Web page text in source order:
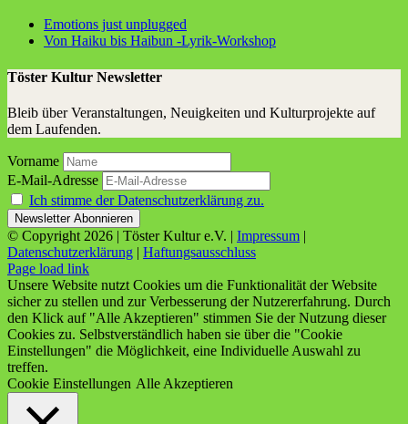
Emo­ti­ons just unplugged
Von Hai­ku bis Hai­bun ‑Lyrik-Work­shop
Töster Kultur Newsletter
Bleib über Veranstaltungen, Neuigkeiten und Kulturprojekte auf
dem Laufenden.
Vorname
E-Mail-Adresse
Ich stimme der Datenschutzerklärung zu.
© Copyright 2026 | Töster Kultur e.V. | Impressum |
Datenschutzerklärung | Haftungsausschluss
Facebook
X
Instagram
YouTube
Page load link
Unsere Website nutzt Cookies um die Funktionalität der Website
sicher zu stellen und zur Verbesserung der Nutzererfahrung. Durch
den Klick auf "Alle Akzeptieren" stimmen Sie der Nutzung dieser
Cookies zu. Selbstverständlich haben sie über die "Cookie
Einstellungen" die Möglichkeit, eine Individuelle Auswahl zu
treffen.
Cookie Einstellungen Alle Akzeptieren